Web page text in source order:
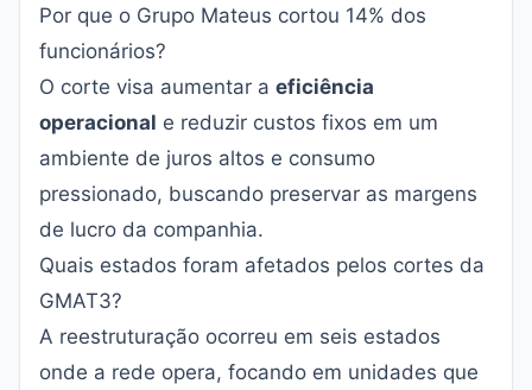
Por que o Grupo Mateus cortou 14% dos
funcionários?
O corte visa aumentar a eficiência
operacional e reduzir custos fixos em um
ambiente de juros altos e consumo
pressionado, buscando preservar as margens
de lucro da companhia.
Quais estados foram afetados pelos cortes da
GMAT3?
A reestruturação ocorreu em seis estados
onde a rede opera, focando em unidades que